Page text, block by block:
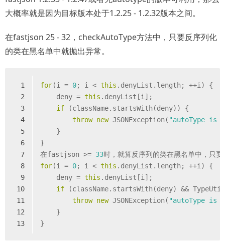
大概率就是因为目标版本处于1.2.25 - 1.2.32版本之间。
在fastjson 25 - 32，checkAutoType方法中，只要反序列化
的类在黑名单中就抛出异常。
1
2
3
4
5
6
7
8
9
10
11
12
13
for(i = 0; i < this .denyList.length; ++i) {
    deny =
this .denyList[i];
if (className.startsWith(deny)) {
throw new JSONException( "autoType is
    }
}
在fastjson >= 33时，就算反序列的类在黑名单中，只
for(i = 0; i < this .denyList.length; ++i) {
    deny =
this .denyList[i];
if (className.startsWith(deny) &&
throw new JSONException( "autoType is
    }
}